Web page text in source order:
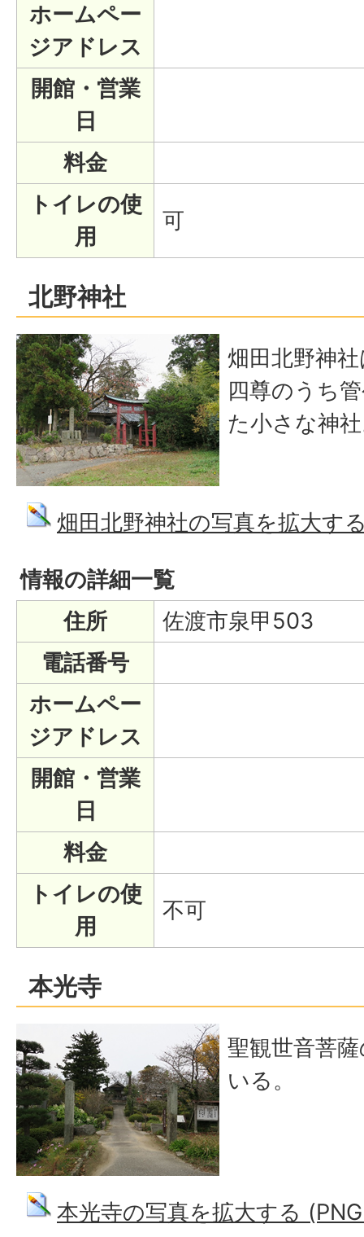
ホームペー
ジアドレス
開館・営業
日
料金
トイレの使
用
可
北野神社
畑田北野神
四尊のうち
た小さな神
畑田北野神社の写真を拡大す
情報の詳細一覧
住所
佐渡市泉甲503
電話番号
ホームペー
ジアドレス
開館・営業
日
料金
トイレの使
用
不可
本光寺
聖観世音菩
いる。
本光寺の写真を拡大する